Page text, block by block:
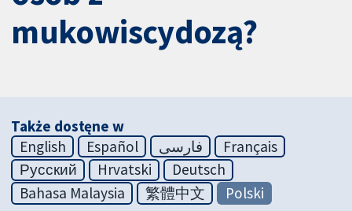
mukowiscydozą?
Także dostęne w
English
Español فارسی
Français
Русский
Hrvatski
Deutsch
Bahasa Malaysia
繁體中文 Polski